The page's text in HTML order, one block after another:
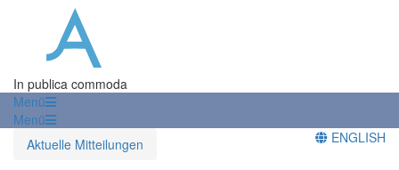
In publica commoda
Menü
Menü
Aktuelle Mitteilungen
ENGLISH